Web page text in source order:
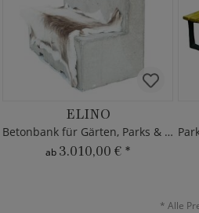
ELINO
Betonbank für Gärten, Parks & Städte
ab 3.010,00 € *
* Alle